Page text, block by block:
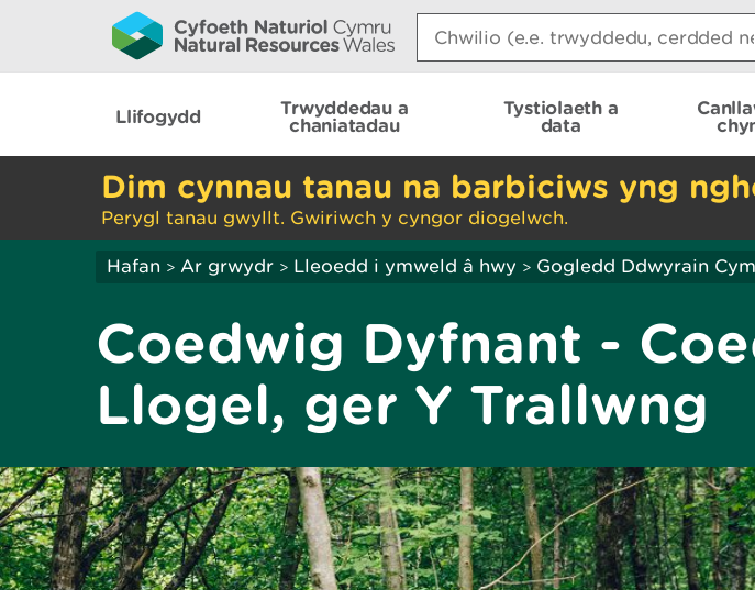
Search:
Llifogydd
Trwyddedau a
chaniatadau
Tystiolaeth a
data
Dim cynnau tanau na barbiciws yng
Perygl tanau gwyllt. Gwiriwch y cyngor diogelwch.
Hafan > Ar grwydr > Lleoedd i ymweld â hwy > Gogledd Ddwyrain
Coedwig Dyfnant -
Llogel, ger Y Trallwng